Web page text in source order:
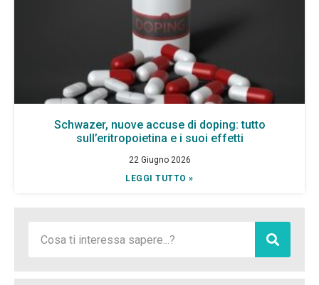
Schwazer, nuove accuse di doping: tutto
sull’eritropoietina e i suoi effetti
22 Giugno 2026
LEGGI TUTTO »